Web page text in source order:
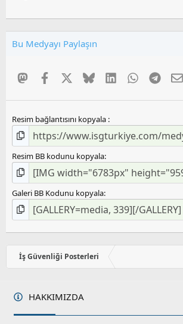
Bu Medyayı Paylaşın
MastodonFacebook BlueskyLinkedInWhatsApp
Resim bağlantısını kopyala
Resim BB kodunu kopyala
Galeri BB Kodunu kopyala
İş Güvenliği Posterleri
HAKKIMIZDA